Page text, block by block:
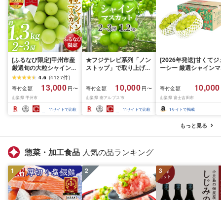
[ふるなび限定]甲州市産
厳選旬の大粒シャインマ
スカット 約1.3kg 2〜3
房[2026年発送]
(MG)B12-472 FN-
Limited-VO シャインマ
スカット フルーツ
4.6 (4127件)
寄付金額
13,000 円〜
山梨県 甲州市
11サイトで比較
★フジテレビ系列「ノン
ストップ」で取り上げら
先行予約]南アルプス市
産シャインマスカット
1.2kg以上(2〜3房)ふる
さと納税 おすすめ 山梨
県 南アルプス市 送料無
寄付金額 10,000 円〜
山梨県 南アルプス市
11サイトで比較
[2026年発送]甘くてジ
ーシー 厳選シャインマ
月前半(1〜15日)から
月下旬までの発送) フ
ーツ ぶどう 果物 山梨
産 2026 旬 大粒 高級
寄付金額 10,000
山梨県 富士吉田市
1サイトで掲載
もっと見る
惣菜・加工食品 人気の品ランキング
1 2 3